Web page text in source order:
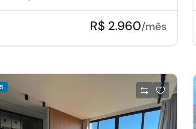
R$ 2.960/mês